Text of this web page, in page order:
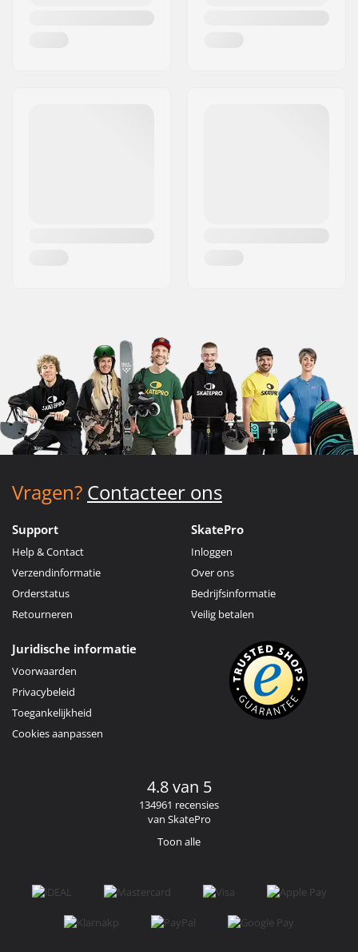
Vragen? Contacteer ons
Support
Help & Contact
Verzendinformatie
Orderstatus
Retourneren
SkatePro
Inloggen
Over ons
Bedrijfsinformatie
Veilig betalen
Juridische informatie
Voorwaarden
Privacybeleid
Toegankelijkheid
Cookies aanpassen
4.8 van 5
134961 recensies
van SkatePro
Toon alle